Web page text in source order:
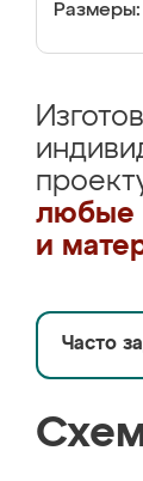
Размеры:
любые
и
Часто